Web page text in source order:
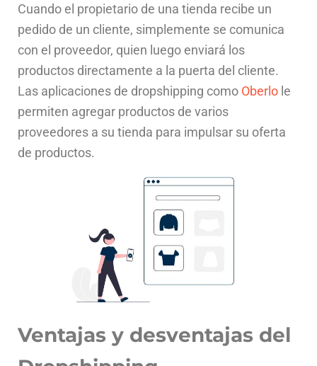
Cuando el propietario de una tienda recibe un
pedido de un cliente, simplemente se comunica
con el proveedor, quien luego enviará los
productos directamente a la puerta del cliente.
Las aplicaciones de dropshipping como Oberlo le
permiten agregar productos de varios
proveedores a su tienda para impulsar su oferta
de productos.
Ventajas y desventajas del